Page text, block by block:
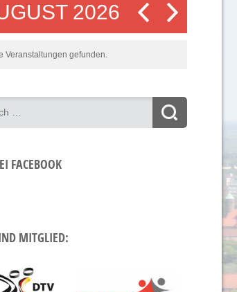
2026
Veranstaltungen gefunden.
FACEBOOK
MITGLIED: